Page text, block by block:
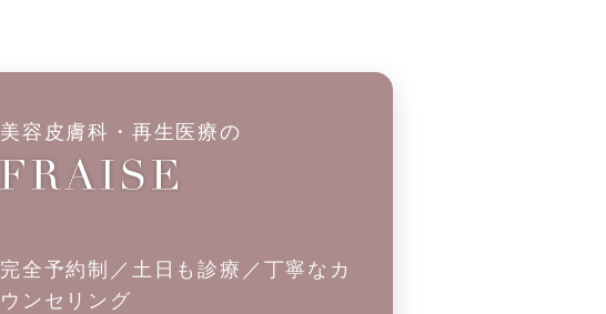
美容皮膚科・再生医療の
完全予約制／土日も診療／丁寧なカ
ウンセリング